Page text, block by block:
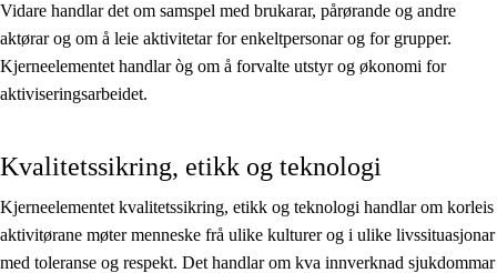
Vidare handlar det om samspel med brukarar, pårørande og andre
aktørar og om å leie aktivitetar for enkeltpersonar og for grupper.
Kjerneelementet handlar òg om å forvalte utstyr og økonomi for
aktiviseringsarbeidet.
Kvalitetssikring, etikk og teknologi
Kjerneelementet kvalitetssikring, etikk og teknologi handlar om korleis
aktivitørane møter menneske frå ulike kulturer og i ulike livssituasjonar
med toleranse og respekt. Det handlar om kva innverknad sjukdommar